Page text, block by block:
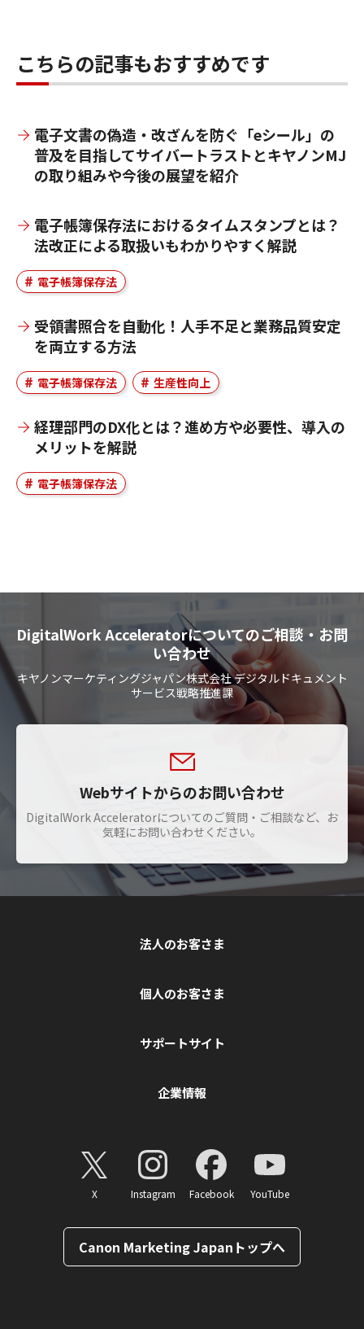
こちらの記事もおすすめです
電子文書の偽造・改ざんを防ぐ「eシール」の
普及を目指してサイバートラストとキヤノンMJ
の取り組みや今後の展望を紹介
電子帳簿保存法におけるタイムスタンプとは？
法改正による取扱いもわかりやすく解説
電子帳簿保存法
受領書照合を自動化！人手不足と業務品質安定
を両立する方法
電子帳簿保存法 生産性向上
経理部門のDX化とは？進め方や必要性、導入の
メリットを解説
電子帳簿保存法
DigitalWork Acceleratorについてのご相談・お問
い合わせ
キヤノンマーケティングジャパン株式会社 デジタルドキュメント
サービス戦略推進課
Webサイトからのお問い合わせ
DigitalWork Acceleratorについてのご質問・ご相談など、お
気軽にお問い合わせください。
法人のお客さま
個人のお客さま
サポートサイト
企業情報
X Instagram Facebook YouTube
Canon Marketing Japanトップへ